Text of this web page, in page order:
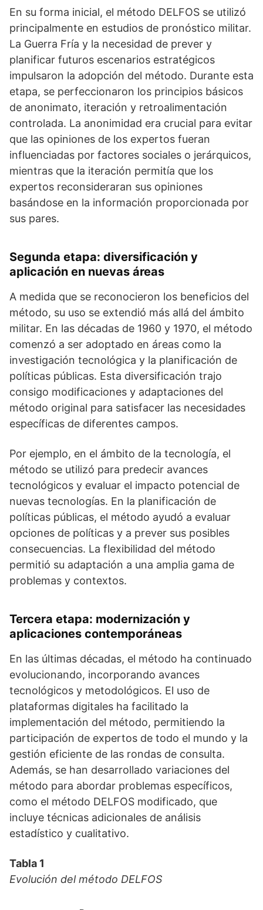
En su forma inicial, el método DELFOS se utilizó
principalmente en estudios de pronóstico militar.
La Guerra Fría y la necesidad de prever y
planificar futuros escenarios estratégicos
impulsaron la adopción del método. Durante esta
etapa, se perfeccionaron los principios básicos
de anonimato, iteración y retroalimentación
controlada. La anonimidad era crucial para evitar
que las opiniones de los expertos fueran
influenciadas por factores sociales o jerárquicos,
mientras que la iteración permitía que los
expertos reconsideraran sus opiniones
basándose en la información proporcionada por
sus pares.
Segunda etapa: diversificación y
aplicación en nuevas áreas
A medida que se reconocieron los beneficios del
método, su uso se extendió más allá del ámbito
militar. En las décadas de 1960 y 1970, el método
comenzó a ser adoptado en áreas como la
investigación tecnológica y la planificación de
políticas públicas. Esta diversificación trajo
consigo modificaciones y adaptaciones del
método original para satisfacer las necesidades
específicas de diferentes campos.
Por ejemplo, en el ámbito de la tecnología, el
método se utilizó para predecir avances
tecnológicos y evaluar el impacto potencial de
nuevas tecnologías. En la planificación de
políticas públicas, el método ayudó a evaluar
opciones de políticas y a prever sus posibles
consecuencias. La flexibilidad del método
permitió su adaptación a una amplia gama de
problemas y contextos.
Tercera etapa: modernización y
aplicaciones contemporáneas
En las últimas décadas, el método ha continuado
evolucionando, incorporando avances
tecnológicos y metodológicos. El uso de
plataformas digitales ha facilitado la
implementación del método, permitiendo la
participación de expertos de todo el mundo y la
gestión eficiente de las rondas de consulta.
Además, se han desarrollado variaciones del
método para abordar problemas específicos,
como el método DELFOS modificado, que
incluye técnicas adicionales de análisis
estadístico y cualitativo.
Tabla 1
Evolución del método DELFOS